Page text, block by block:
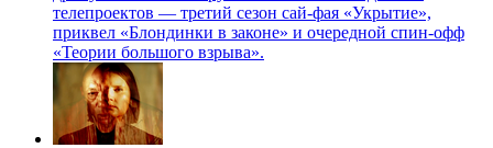
телепроектов — третий сезон сай-фая «Укрытие»,
приквел «Блондинки в законе» и очередной спин-офф
«Теории большого взрыва».